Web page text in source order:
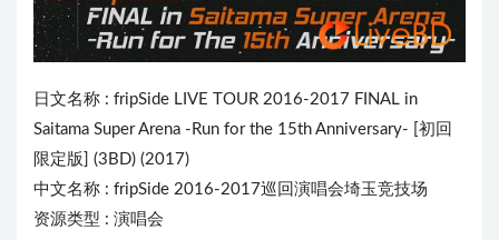
日文名称 : fripSide L IVE TOUR 2016-2017 FINAL in
Saitama Super Arena -Run for the 15th Anniversary- [初回
限定版] (3BD) (2017)
中文名称 : fripSide 2016-2017巡回演唱会埼玉竞技场
资源类型 : 演唱会